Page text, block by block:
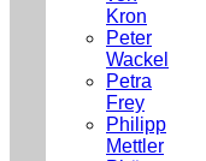
Kron
Peter
Wackel
Petra
Frey
Philipp
Mettler